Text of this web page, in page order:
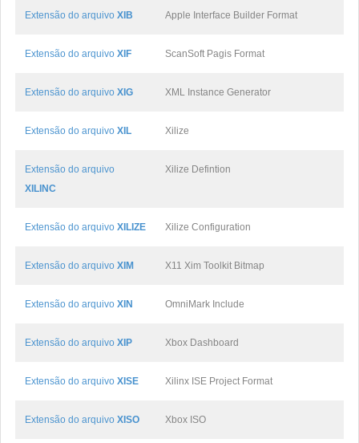
Extensão do arquivo XIB Apple Interface Builder Format
Extensão do arquivo XIF ScanSoft Pagis Format
Extensão do arquivo XIG XML Instance Generator
Extensão do arquivo XIL Xilize
Extensão do arquivo
XILINC
Xilize Defintion
Extensão do arquivo XILIZE Xilize Configuration
Extensão do arquivo XIM X11 Xim Toolkit Bitmap
Extensão do arquivo XIN OmniMark Include
Extensão do arquivo XIP Xbox Dashboard
Extensão do arquivo XISE Xilinx ISE Project Format
Extensão do arquivo XISO Xbox ISO